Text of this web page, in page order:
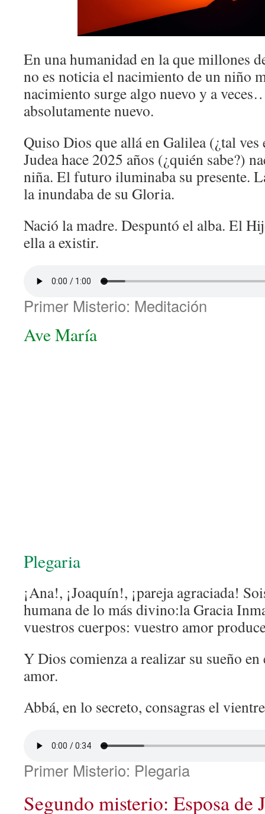
En una humanidad en la que millones
no es noticia el nacimiento de un niño
nacimiento surge algo nuevo y a
absolutamente nuevo.
Quiso Dios que allá en Galilea (¿tal ves
Judea hace 2025 años (¿quién sabe?)
niña. El futuro iluminaba su presente.
la inundaba de su Gloria.
Nació la madre. Despuntó el alba. El
ella a existir.
Primer Misterio: Meditación
Ave María
Plegaria
¡Ana!, ¡Joaquín!, ¡pareja agraciada!
humana de lo más divino:la Gracia
vuestros cuerpos: vuestro amor
Y Dios comienza a realizar su sueño
amor.
Abbá, en lo secreto, consagras el
Primer Misterio: Plegaria
Segundo misterio: Esposa de